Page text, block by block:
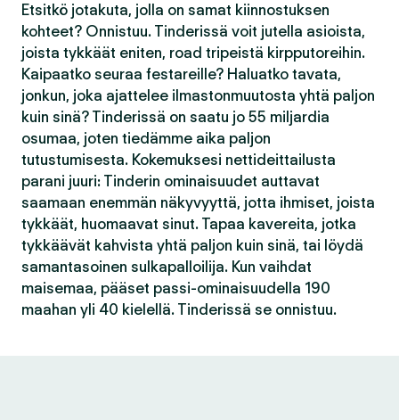
Etsitkö jotakuta, jolla on samat kiinnostuksen
kohteet? Onnistuu. Tinderissä voit jutella asioista,
joista tykkäät eniten, road tripeistä kirpputoreihin.
Kaipaatko seuraa festareille? Haluatko tavata,
jonkun, joka ajattelee ilmastonmuutosta yhtä paljon
kuin sinä? Tinderissä on saatu jo 55 miljardia
osumaa, joten tiedämme aika paljon
tutustumisesta. Kokemuksesi nettideittailusta
parani juuri: Tinderin ominaisuudet auttavat
saamaan enemmän näkyvyyttä, jotta ihmiset, joista
tykkäät, huomaavat sinut. Tapaa kavereita, jotka
tykkäävät kahvista yhtä paljon kuin sinä, tai löydä
samantasoinen sulkapalloilija. Kun vaihdat
maisemaa, pääset passi-ominaisuudella 190
maahan yli 40 kielellä. Tinderissä se onnistuu.